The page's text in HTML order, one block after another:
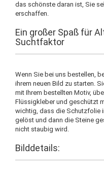
das schönste daran ist, Sie
erschaffen.
Ein großer Spaß für
Suchtfaktor
Wenn Sie bei uns bestellen,
ihrem neuen Bild zu starten.
mit Ihrem bestellten Motiv,
Flüssigkleber und geschützt
wichtig, dass die Schutzfolie
gelöst und dann die Steine
nicht staubig wird.
Bilddetails: